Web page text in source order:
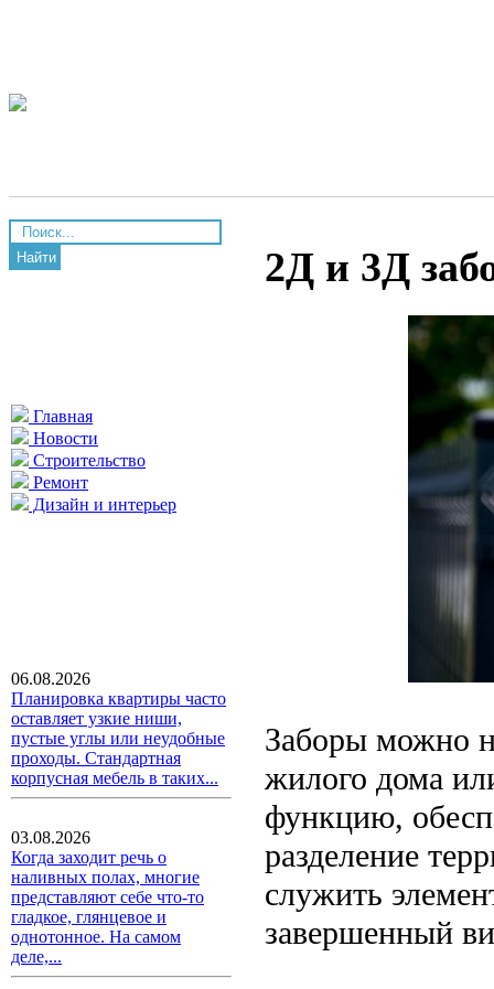
Найти
Главная
Новости
Строительство
Ремонт
Дизайн и интерьер
06.08.2026
Планировка квартиры часто
оставляет узкие ниши,
пустые углы или неудобные
проходы. Стандартная
корпусная мебель в таких...
03.08.2026
Когда заходит речь о
наливных полах, многие
представляют себе что-то
гладкое, глянцевое и
однотонное. На самом
деле,...
2Д и 3Д
Заборы можно
жилого дома
функцию,
разделение
служить
завершенный